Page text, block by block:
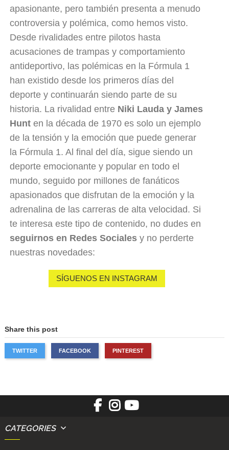
apasionante, pero también presenta a menudo
controversia y polémica, como hemos visto.
Desde rivalidades entre pilotos hasta
acusaciones de trampas y comportamiento
antideportivo, las polémicas en la Fórmula 1
han existido desde los primeros días del
deporte y continuarán siendo parte de su
historia. La rivalidad entre Niki Lauda y James
Hunt en la década de 1970 es solo un ejemplo
de la tensión y la emoción que puede generar
la Fórmula 1. Al final del día, sigue siendo un
deporte emocionante y popular en todo el
mundo, seguido por millones de fanáticos
apasionados que disfrutan de la emoción y la
adrenalina de las carreras de alta velocidad. Si
te interesa este tipo de contenido, no dudes en
seguirnos en Redes Sociales y no perderte
nuestras novedades:
SÍGUENOS EN INSTAGRAM
Share this post
TWITTER FACEBOOK PINTEREST
CATEGORIES